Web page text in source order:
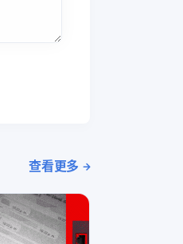
查看更多